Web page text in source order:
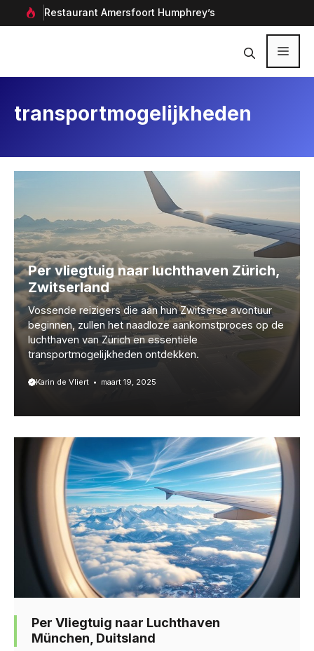
naar
Restaurant Amersfoort Humphrey’s
transportmogelijkheden
Per vliegtuig naar luchthaven Zürich,
Zwitserland
Vossende reizigers die aan hun Zwitserse avontuur
beginnen, zullen het naadloze aankomstproces op de
luchthaven van Zürich en essentiële
transportmogelijkheden ontdekken.
Karin de Vliert maart 19, 2025
Per Vliegtuig naar Luchthaven
München, Duitsland